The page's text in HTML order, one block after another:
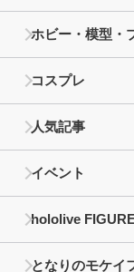
ホビー・模型・
コスプレ
人気記事
イベント
hololive
となりのモケイ